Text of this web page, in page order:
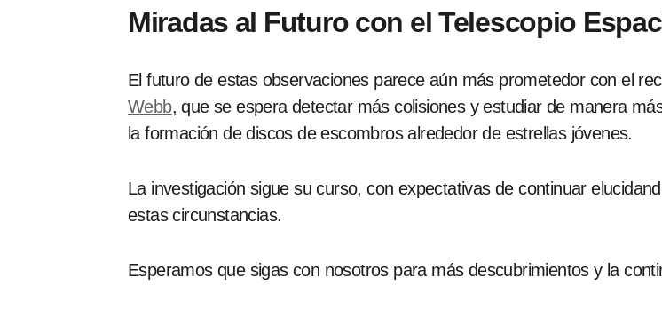
Miradas al Futuro con el Telescopio
El futuro de estas observaciones parece aún más prometedor con el
Webb, que se espera detectar más colisiones y estudiar de manera
la formación de discos de escombros alrededor de estrellas jóvenes.
La investigación sigue su curso, con expectativas de continuar
estas circunstancias.
Esperamos que sigas con nosotros para más descubrimientos y la